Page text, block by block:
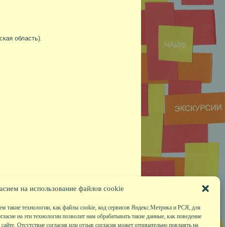
на использование файлов cookie
такие технологии, как файлы cookie, код сервисов Яндекс.Метрика и РСЯ, для
на эти технологии позволит нам обрабатывать такие данные, как поведение
Отсутствие согласия или отзыв согласия может отрицательно повлиять на
область).